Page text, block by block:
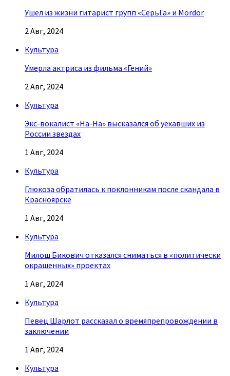
Ушел из жизни гитарист групп «СерьГа» и Mordor
2 Авг, 2024
Культура
Умерла актриса из фильма «Гений»
2 Авг, 2024
Культура
Экс-вокалист «На-На» высказался об уехавших из
России звездах
1 Авг, 2024
Культура
Глюкоза обратилась к поклонникам после скандала в
Красноярске
1 Авг, 2024
Культура
Милош Бикович отказался сниматься в «политически
окрашенных» проектах
1 Авг, 2024
Культура
Певец Шарлот рассказал о времяпрепровождении в
заключении
1 Авг, 2024
Культура